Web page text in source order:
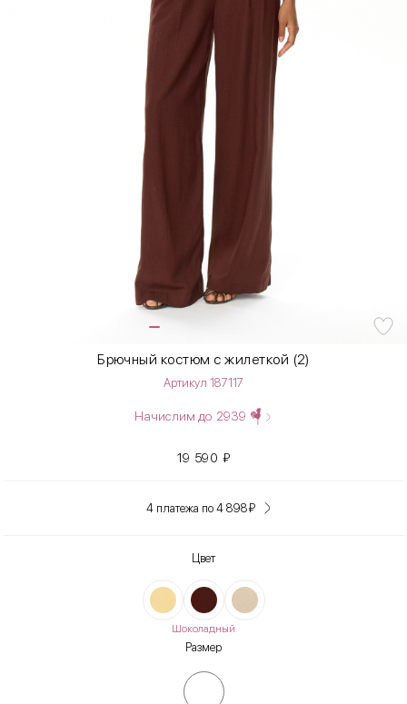
Брючный костюм с жилеткой (2)
Артикул 187117
Начислим до 2939
19 590 ₽
4 платежа по 4 898₽
Цвет
Шоколадный
Размер